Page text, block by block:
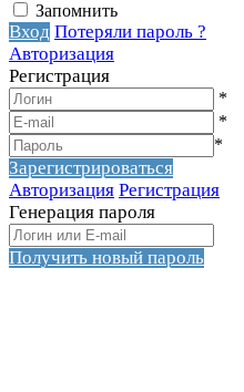
Запомнить
Вход Потеряли пароль ?
Авторизация
Регистрация
*
*
*
Зарегистрироваться
Авторизация Регистрация
Генерация пароля
Получить новый пароль